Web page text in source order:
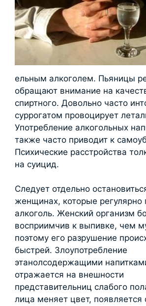
ельным алкоголем. Пьяницы
обращают внимание на
спиртного. Довольно часто
суррогатом провоцирует
Употребление алкогольных
также часто приводит к
Психические расстройства
на суицид.
Следует отдельно
женщинах, которые регулярно
алкоголь. Женский организм
восприимчив к выпивке, чем
поэтому его разрушение
быстрей. Злоупотребление
этанолсодержащими
отражается на внешности
представительниц слабого
лица меняет цвет, появляется